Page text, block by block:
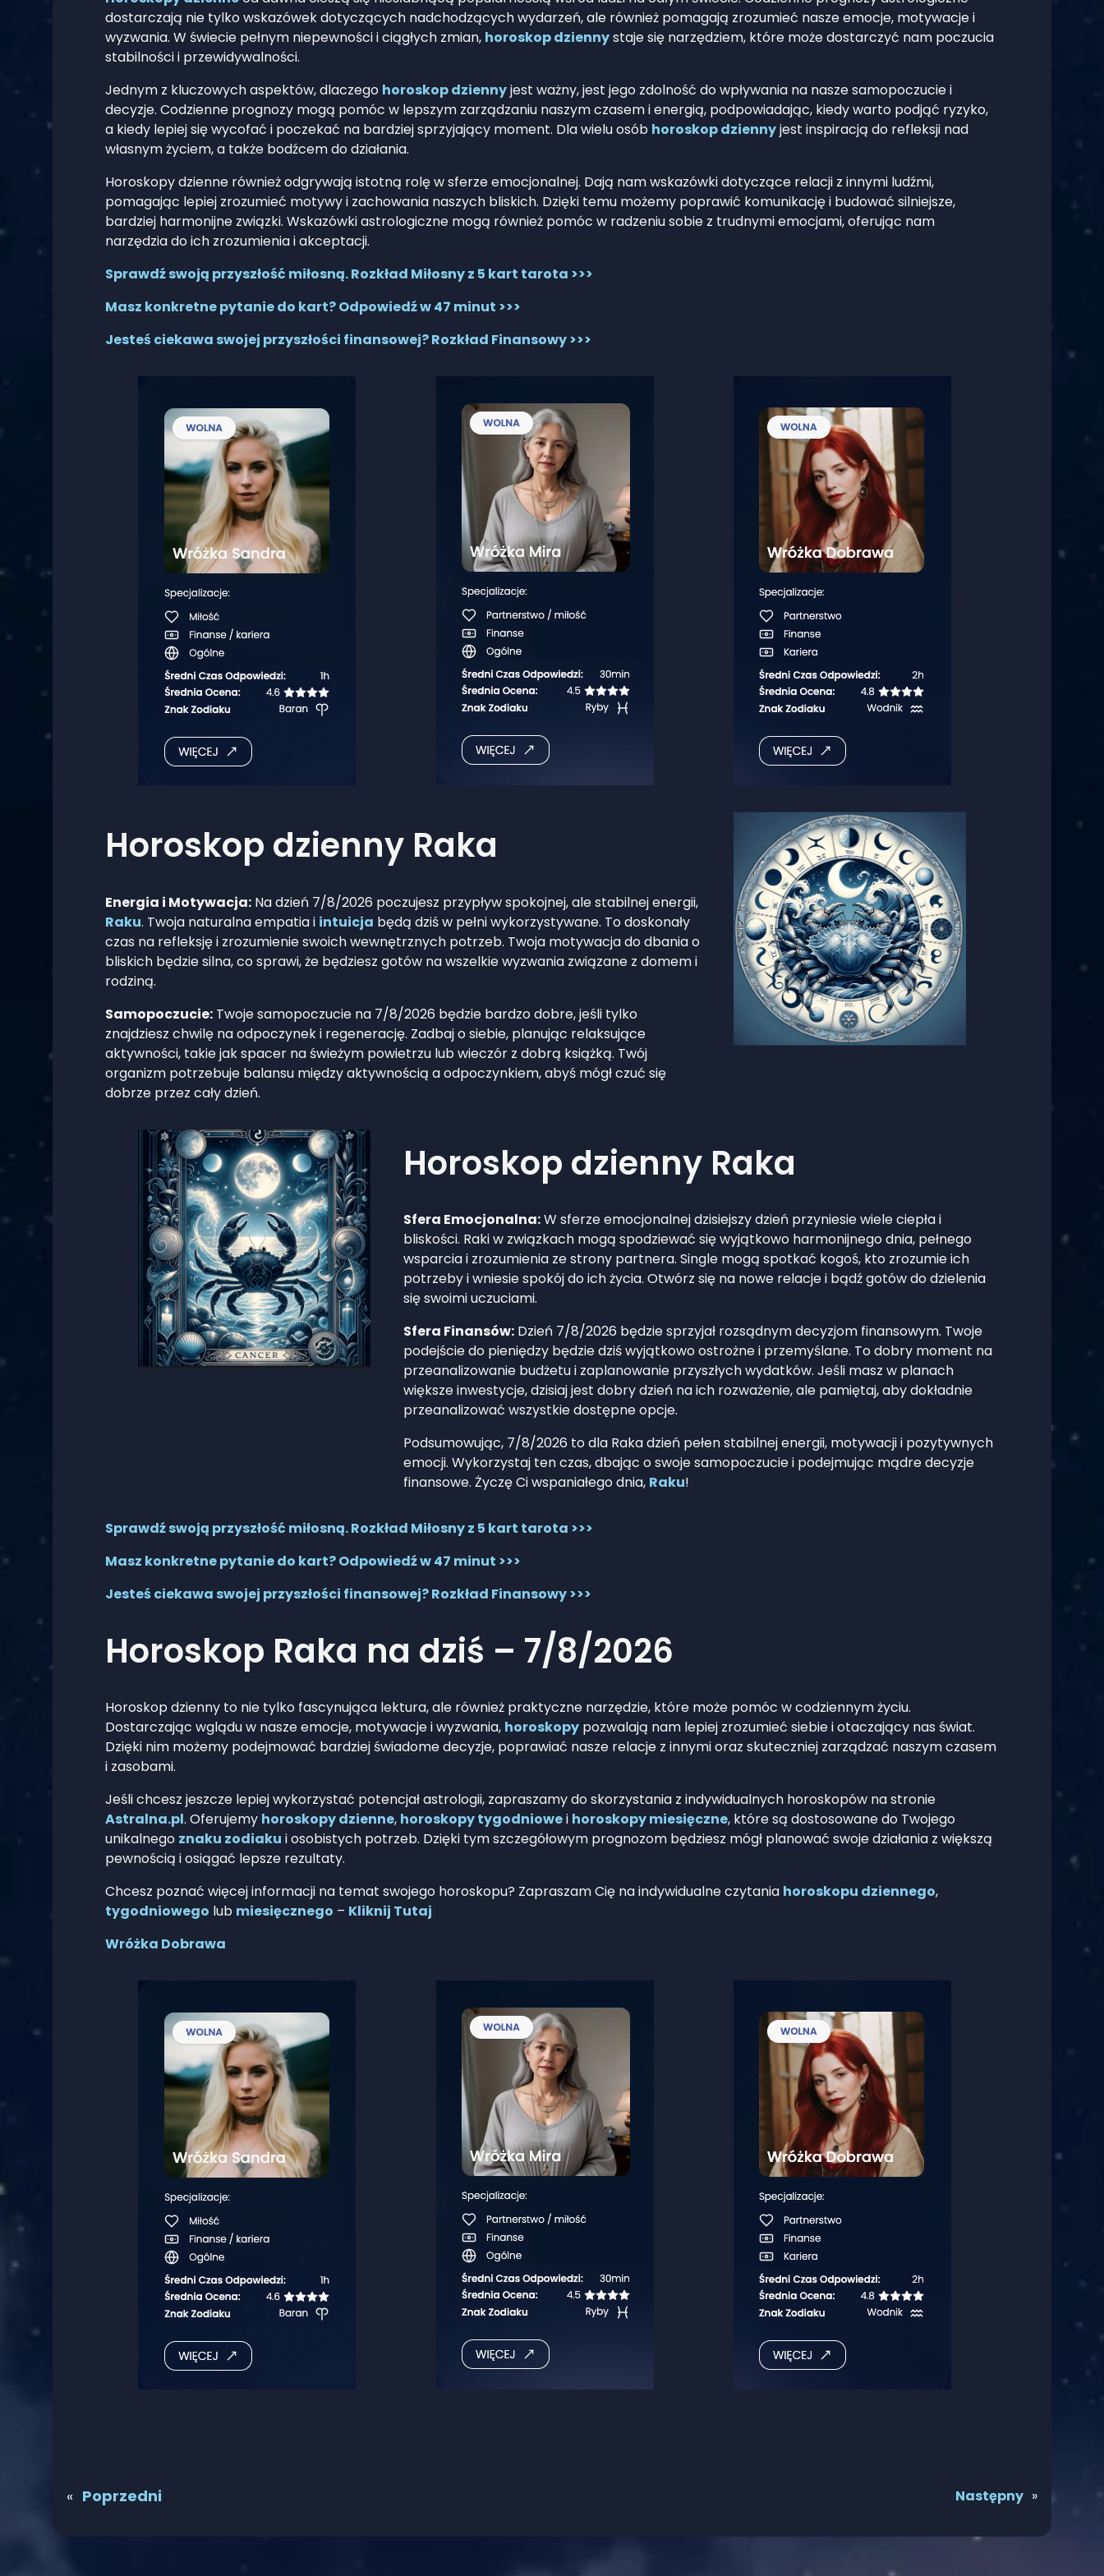
dostarczają nie tylko wskazówek dotyczących nadchodzących wydarzeń, ale również pomagają zrozumieć nasze emocje, motywacje i
wyzwania. W świecie pełnym niepewności i ciągłych zmian, horoskop dziennystaje się narzędziem, które może dostarczyć nam poczucia
stabilności i przewidywalności.
Jednym z kluczowych aspektów, dlaczego horoskop dziennyjest ważny, jest jego zdolność do wpływania na nasze samopoczucie i
decyzje. Codzienne prognozy mogą pomóc w lepszym zarządzaniu naszym czasem i energią, podpowiadając, kiedy warto podjąć ryzyko,
a kiedy lepiej się wycofać i poczekać na bardziej sprzyjający moment. Dla wielu osób horoskop dziennyjest inspiracją do refleksji nad
własnym życiem, a także bodźcem do działania.
Horoskopy dzienne również odgrywają istotną rolę w sferze emocjonalnej. Dają nam wskazówki dotyczące relacji z innymi ludźmi,
pomagając lepiej zrozumieć motywy i zachowania naszych bliskich. Dzięki temu możemy poprawić komunikację i budować silniejsze,
bardziej harmonijne związki. Wskazówki astrologiczne mogą również pomóc w radzeniu sobie z trudnymi emocjami, oferując nam
narzędzia do ich zrozumienia i akceptacji.
Sprawdź swoją przyszłość miłosną. Rozkład Miłosny z 5 kart tarota >>>
Masz konkretne pytanie do kart? Odpowiedź w 47 minut >>>
Jesteś ciekawa swojej przyszłości finansowej? Rozkład Finansowy >>>
Horoskop dzienny Raka
Energia i Motywacja: Na dzień 7/8/2026 poczujesz przypływ spokojnej, ale stabilnej energii,
Raku. Twoja naturalna empatia i intuicja będą dziś w pełni wykorzystywane. To doskonały
czas na refleksję i zrozumienie swoich wewnętrznych potrzeb. Twoja motywacja do dbania o
bliskich będzie silna, co sprawi, że będziesz gotów na wszelkie wyzwania związane z domem i
rodziną.
Samopoczucie: Twoje samopoczucie na 7/8/2026 będzie bardzo dobre, jeśli tylko
znajdziesz chwilę na odpoczynek i regenerację. Zadbaj o siebie, planując relaksujące
aktywności, takie jak spacer na świeżym powietrzu lub wieczór z dobrą książką. Twój
organizm potrzebuje balansu między aktywnością a odpoczynkiem, abyś mógł czuć się
dobrze przez cały dzień.
Horoskop dzienny Raka
Sfera Emocjonalna:W sferze emocjonalnej dzisiejszy dzień przyniesie wiele ciepła i
bliskości. Raki w związkach mogą spodziewać się wyjątkowo harmonijnego dnia, pełnego
wsparcia i zrozumienia ze strony partnera. Single mogą spotkać kogoś, kto zrozumie ich
potrzeby i wniesie spokój do ich życia. Otwórz się na nowe relacje i bądź gotów do dzielenia
się swoimi uczuciami.
Sfera Finansów:Dzień 7/8/2026 będzie sprzyjał rozsądnym decyzjom finansowym. Twoje
podejście do pieniędzy będzie dziś wyjątkowo ostrożne i przemyślane. To dobry moment na
przeanalizowanie budżetu i zaplanowanie przyszłych wydatków. Jeśli masz w planach
większe inwestycje, dzisiaj jest dobry dzień na ich rozważenie, ale pamiętaj, aby dokładnie
przeanalizować wszystkie dostępne opcje.
Podsumowując, 7/8/2026 to dla Raka dzień pełen stabilnej energii, motywacji i pozytywnych
emocji. Wykorzystaj ten czas, dbając o swoje samopoczucie i podejmując mądre decyzje
finansowe. Życzę Ci wspaniałego dnia, Raku!
Sprawdź swoją przyszłość miłosną. Rozkład Miłosny z 5 kart tarota >>>
Masz konkretne pytanie do kart? Odpowiedź w 47 minut >>>
Jesteś ciekawa swojej przyszłości finansowej? Rozkład Finansowy >>>
Horoskop Raka na dziś – 7/8/2026
Horoskop dzienny to nie tylko fascynująca lektura, ale również praktyczne narzędzie, które może pomóc w codziennym życiu.
Dostarczając wglądu w nasze emocje, motywacje i wyzwania, horoskopy pozwalają nam lepiej zrozumieć siebie i otaczający nas świat.
Dzięki nim możemy podejmować bardziej świadome decyzje, poprawiać nasze relacje z innymi oraz skuteczniej zarządzać naszym czasem
i zasobami.
Jeśli chcesz jeszcze lepiej wykorzystać potencjał astrologii, zapraszamy do skorzystania z indywidualnych horoskopów na stronie
Astralna.pl. Oferujemy horoskopy dzienne, horoskopy tygodniowei horoskopy miesięczne, które są dostosowane do Twojego
unikalnego znaku zodiaku i osobistych potrzeb. Dzięki tym szczegółowym prognozom będziesz mógł planować swoje działania z większą
pewnością i osiągać lepsze rezultaty.
Chcesz poznać więcej informacji na temat swojego horoskopu? Zapraszam Cię na indywidualne czytania horoskopu dziennego,
tygodniowego lub miesięcznego – Kliknij Tutaj
Wróżka Dobrawa
« Poprzedni Następny »